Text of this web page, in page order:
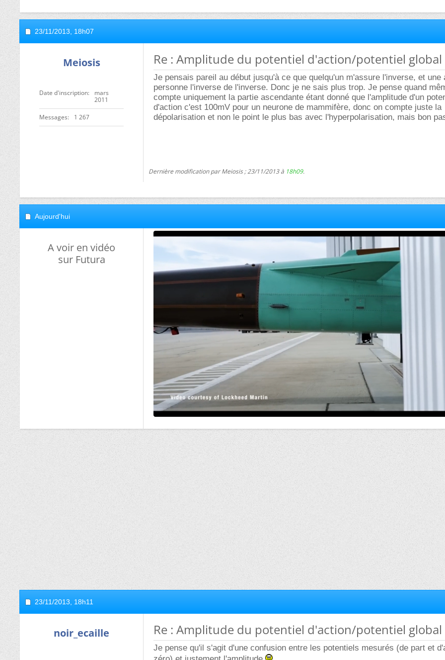
23/11/2013, 18h07
Meiosis
Date d'inscription
mars
2011
Messages 1 267
Re : Amplitude du potentiel d'action/potentiel global
Je pensais pareil au début jusqu'à ce que quelqu'un m'assure l'inverse, et une
personne l'inverse de l'inverse. Donc je ne sais plus trop. Je pense quand
compte uniquement la partie ascendante étant donné que l'amplitude d'un
d'action c'est 100mV pour un neurone de mammifère, donc on compte juste la
dépolarisation et non le point le plus bas avec l'hyperpolarisation, mais bon
Dernière modification par Meiosis ; 23/11/2013 à 18h09.
Aujourd'hui
A voir en vidéo
sur Futura
23/11/2013, 18h11
noir_ecaille Re : Amplitude du potentiel d'action/potentiel global
Je pense qu'il s'agit d'une confusion entre les potentiels mesurés (de part et